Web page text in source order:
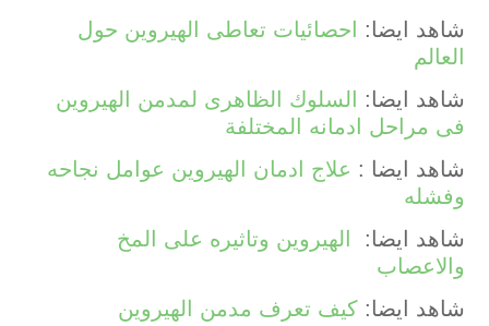
شاهد ايضا: احصائيات تعاطى الهيروين حول
العالم
شاهد ايضا: السلوك الظاهرى لمدمن الهيروين
فى مراحل ادمانه المختلفة
شاهد ايضا : علاج ادمان الهيروين عوامل نجاحه
وفشله
شاهد ايضا:
الهيروين وتاثيره على المخ
والاعصاب
شاهد ايضا: كيف تعرف مدمن الهيروين